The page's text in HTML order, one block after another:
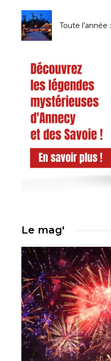
Toute l’année :
Le mag'